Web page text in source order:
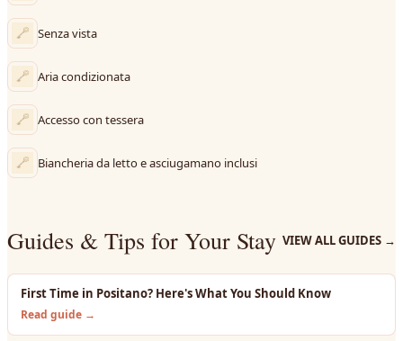
Senza vista
Aria condizionata
Accesso con tessera
Biancheria da letto e asciugamano inclusi
Guides & Tips for Your Stay VIEW ALL GUIDES →
First Time in Positano? Here's What You Should Know
Read guide →